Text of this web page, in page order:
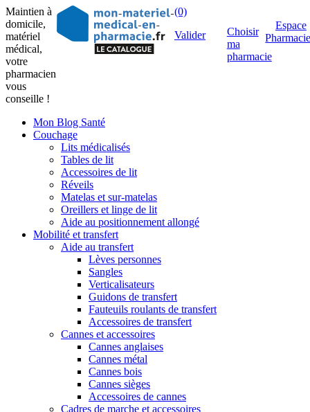
Maintien à
domicile,
matériel
médical,
votre
pharmacien
vous
conseille !
(0)
Valider
Choisir
ma
pharmacie
Espace
Mon Blog Santé
Couchage
Lits médicalisés
Tables de lit
Accessoires de lit
Réveils
Matelas et sur-matelas
Oreillers et linge de lit
Aide au positionnement allongé
Mobilité et transfert
Aide au transfert
Lèves personnes
Sangles
Verticalisateurs
Guidons de transfert
Fauteuils roulants de transfert
Accessoires de transfert
Cannes et accessoires
Cannes anglaises
Cannes métal
Cannes bois
Cannes sièges
Accessoires de cannes
Cadres de marche et accessoires